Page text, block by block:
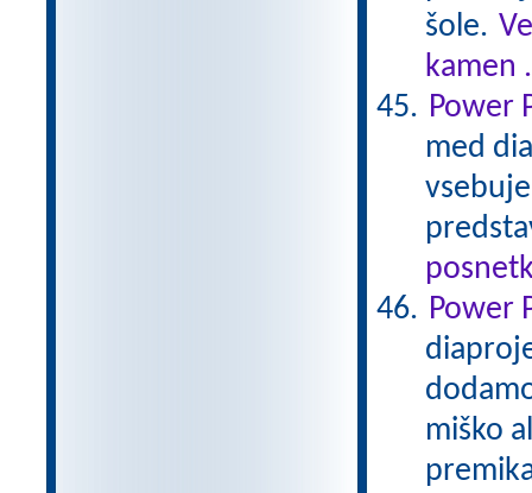
šole.
kamen
Power
med
Power
miško